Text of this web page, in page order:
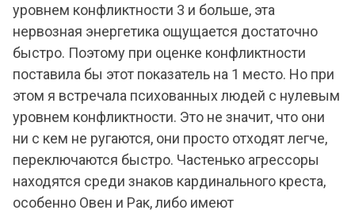
уровнем конфликтности 3 и больше, эта
нервозная энергетика ощущается достаточно
быстро. Поэтому при оценке конфликтности
поставила бы этот показатель на 1 место. Но при
этом я встречала психованных людей с нулевым
уровнем конфликтности. Это не значит, что они
ни с кем не ругаются, они просто отходят легче,
переключаются быстро. Частенько агрессоры
находятся среди знаков кардинального креста,
особенно Овен и Рак, либо имеют